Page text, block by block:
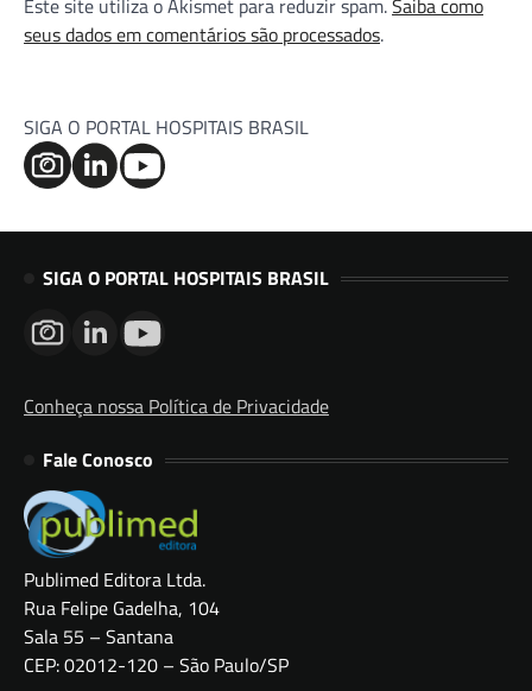
Este site utiliza o Akismet para reduzir spam.Saiba como
seus dados em comentários são processados.
SIGA O PORTAL HOSPITAIS BRASIL
SIGA O PORTAL HOSPITAIS BRASIL
Conheça nossa Política de Privacidade
Fale Conosco
Publimed Editora Ltda.
Rua Felipe Gadelha, 104
Sala 55 – Santana
CEP: 02012-120 – São Paulo/SP